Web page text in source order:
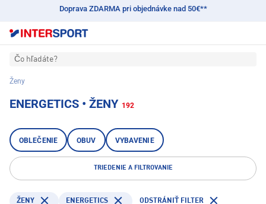
Doprava ZDARMA pri objednávke nad 50€**
Čo hľadáte?
Ženy
ENERGETICS • ŽENY 192
OBLEČENIE OBUV VYBAVENIE
TRIEDENIE A FILTROVANIE
ŽENY ENERGETICS ODSTRÁNIŤ FILTER